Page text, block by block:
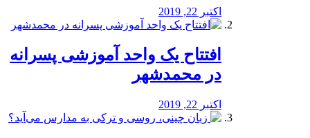
اکتبر 22, 2019
افتتاح یک واحد آموزشی پسرانه
در محمدشهر
اکتبر 22, 2019